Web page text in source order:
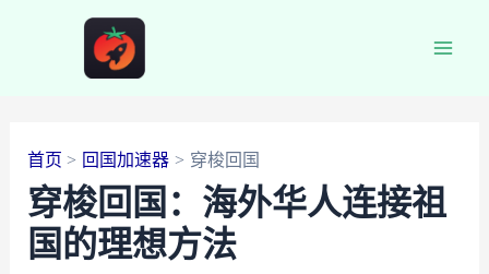
首页 回国加速器 穿梭回国
穿梭回国：海外华人连接祖
国的理想方法